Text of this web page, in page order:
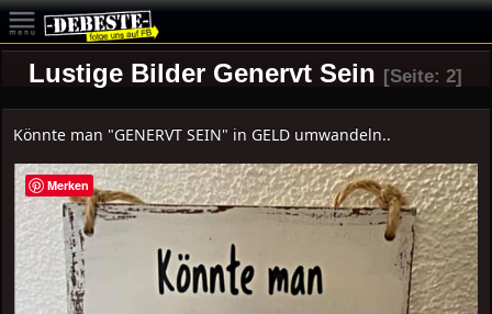
Lustige Bilder Genervt Sein [Seite: 2]
Könnte man "GENERVT SEIN" in GELD umwandeln..
Merken